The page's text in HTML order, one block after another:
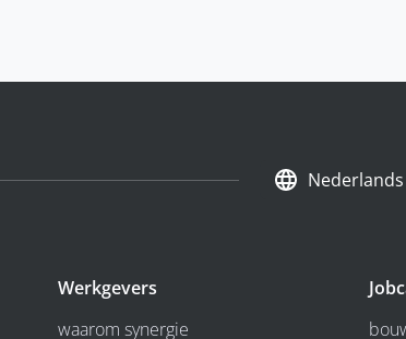
Nederlands
Werkgevers
waarom synergie